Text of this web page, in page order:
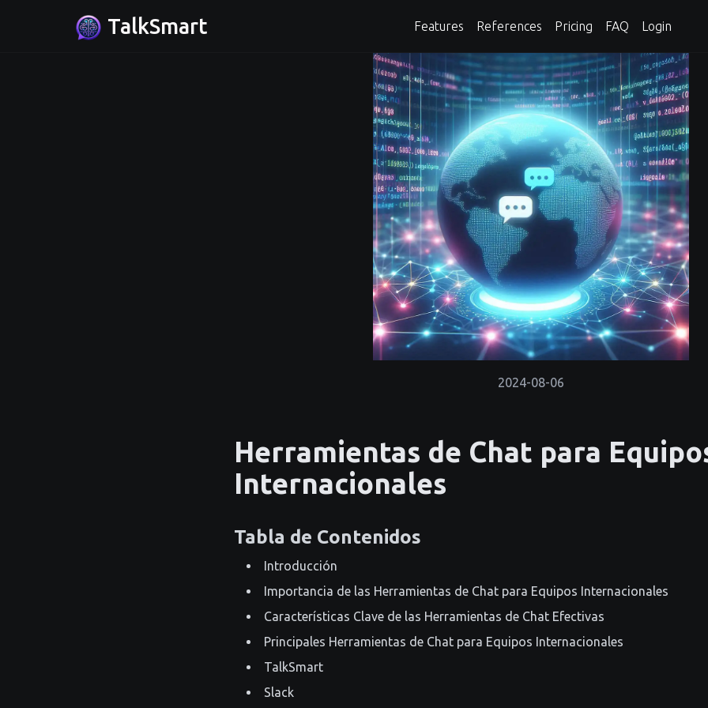
TalkSmart Features References Pricing FAQ Login
2024-08-06
Herramientas de Chat para
Internacionales
Tabla de Contenidos
Introducción
Importancia de las Herramientas de Chat para Equipos Internacionales
Características Clave de las Herramientas de Chat Efectivas
Principales Herramientas de Chat para Equipos Internacionales
TalkSmart
Slack